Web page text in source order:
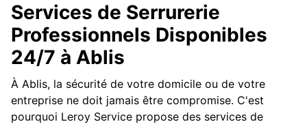
Services de Serrurerie
Professionnels Disponibles
24/7 à Ablis
À Ablis, la sécurité de votre domicile ou de votre
entreprise ne doit jamais être compromise. C'est
pourquoi Leroy Service propose des services de